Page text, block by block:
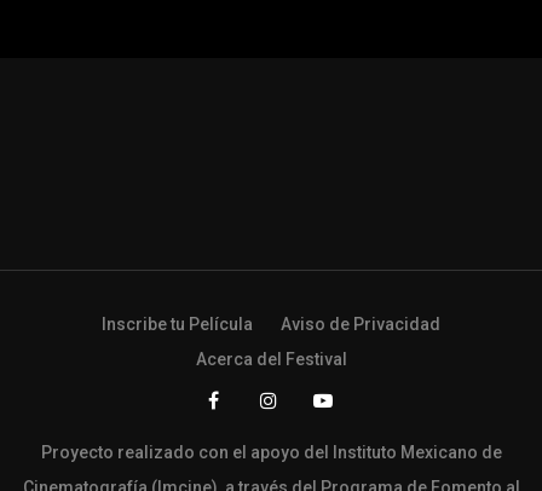
Inscribe tu Película
Aviso de Privacidad
Acerca del Festival
Proyecto realizado con el apoyo del Instituto Mexicano de